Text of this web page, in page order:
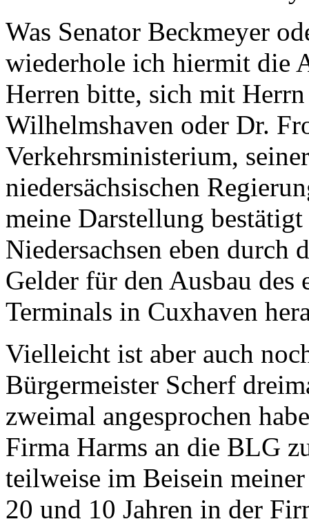
Was Senator Beckmeyer
wiederhole ich hiermit die
Herren bitte, sich mit
Wilhelmshaven oder Dr.
Verkehrsministerium,
niedersächsischen
meine Darstellung
Niedersachsen eben durch
Gelder für den Ausbau
Terminals in Cuxhaven
Vielleicht ist aber auch
Bürgermeister Scherf
zweimal angesprochen
Firma Harms an die BLG
teilweise im Beisein
20 und 10 Jahren in der